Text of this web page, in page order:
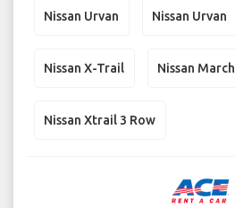
Nissan Urvan Nissan Urvan
Nissan X-Trail Nissan March
Nissan Xtrail 3 Row